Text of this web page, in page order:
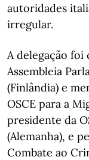
autoridades
irregular.
A delegação
Assembleia
(Finlândia) e
OSCE para a
presidente da
(Alemanha), e
Combate ao